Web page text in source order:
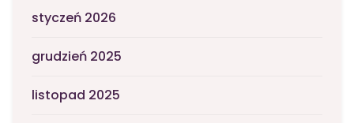
styczeń 2026
grudzień 2025
listopad 2025